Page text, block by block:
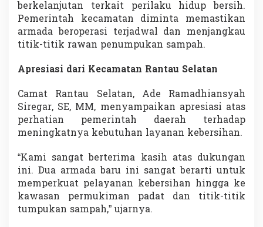
berkelanjutan terkait perilaku hidup bersih.
Pemerintah kecamatan diminta memastikan
armada beroperasi terjadwal dan menjangkau
titik-titik rawan penumpukan sampah.
Apresiasi dari Kecamatan Rantau Selatan
Camat Rantau Selatan, Ade Ramadhiansyah
Siregar, SE, MM, menyampaikan apresiasi atas
perhatian pemerintah daerah terhadap
meningkatnya kebutuhan layanan kebersihan.
“Kami sangat berterima kasih atas dukungan
ini. Dua armada baru ini sangat berarti untuk
memperkuat pelayanan kebersihan hingga ke
kawasan permukiman padat dan titik-titik
tumpukan sampah,” ujarnya.